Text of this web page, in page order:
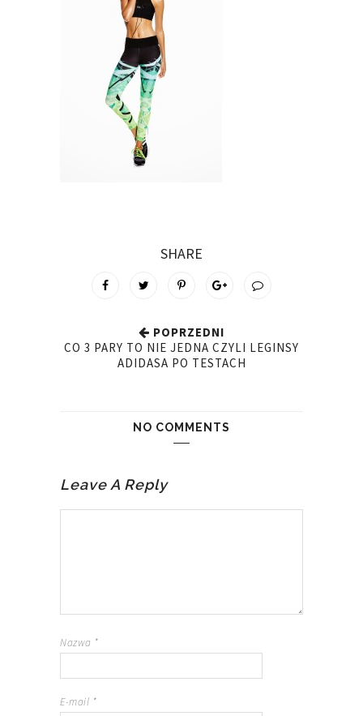
SHARE
POPRZEDNI
CO 3 PARY TO NIE JEDNA CZYLI LEGINSY
ADIDASA PO TESTACH
NO COMMENTS
Leave A Reply
Nazwa *
E-mail *